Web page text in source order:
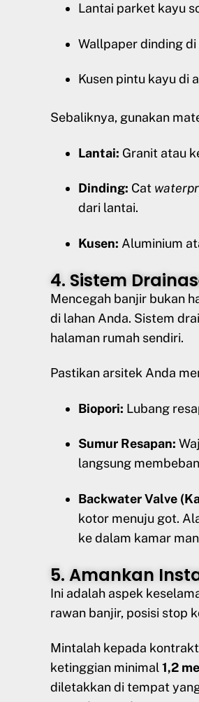
Lantai parket kayu
Wallpaper dinding
Kusen pintu kayu di
Sebaliknya, gunakan
Lantai: Granit atau
Dinding: Cat
dari lantai.
Kusen: Aluminium
4. Sistem
Mencegah banjir bukan
di lahan Anda. Sistem
halaman rumah sendiri.
Pastikan arsitek Anda
Biopori: Lubang
Sumur Resapan:
langsung
Backwater Valve
kotor menuju got.
ke dalam kamar
5. Amankan
Ini adalah aspek
rawan banjir, posisi stop
Mintalah kepada
ketinggian minimal1,2
diletakkan di tempat